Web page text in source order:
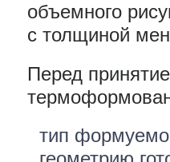
объемного
с толщиной
Перед
тип